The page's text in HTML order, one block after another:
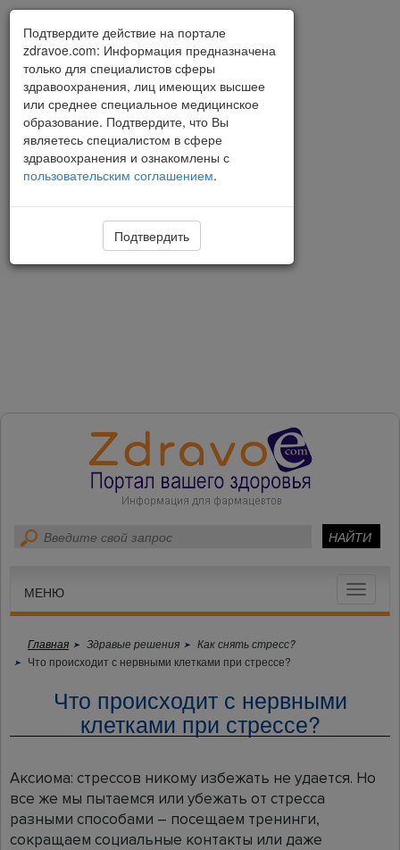
Toggle
МЕНЮ
Главная Здравые решения
Как снять стресс?
Что происходит с нервными клетками при стрессе?
Что происходит с нервными
клетками при стрессе?
Аксиома: стрессов никому избежать не удается. Но
все же мы пытаемся или убежать от стресса
разными способами – посещаем тренинги,
сокращаем социальные контакты или даже
Подтвердите действие на портале
zdravoe.com: Информация предназначена
только для специалистов сферы
здравоохранения, лиц имеющих высшее
или среднее специальное медицинское
образование. Подтвердите, что Вы
являетесь специалистом в сфере
здравоохранения и ознакомлены с
пользовательским соглашением.
Подтвердить